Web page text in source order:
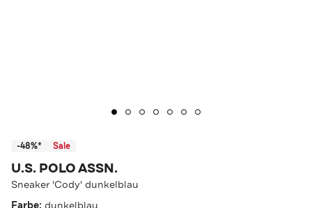
-48%* Sale
U.S. POLO ASSN.
Sneaker 'Cody' dunkelblau
dunkelblau